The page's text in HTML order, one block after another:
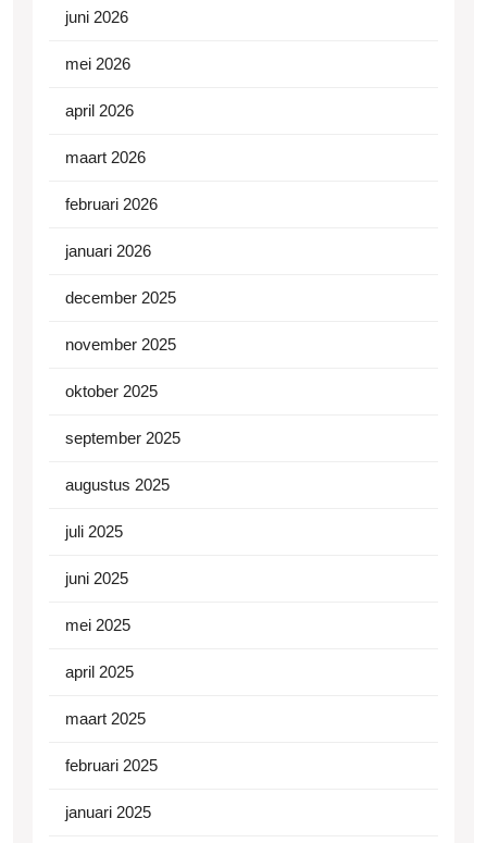
juni 2026
mei 2026
april 2026
maart 2026
februari 2026
januari 2026
december 2025
november 2025
oktober 2025
september 2025
augustus 2025
juli 2025
juni 2025
mei 2025
april 2025
maart 2025
februari 2025
januari 2025